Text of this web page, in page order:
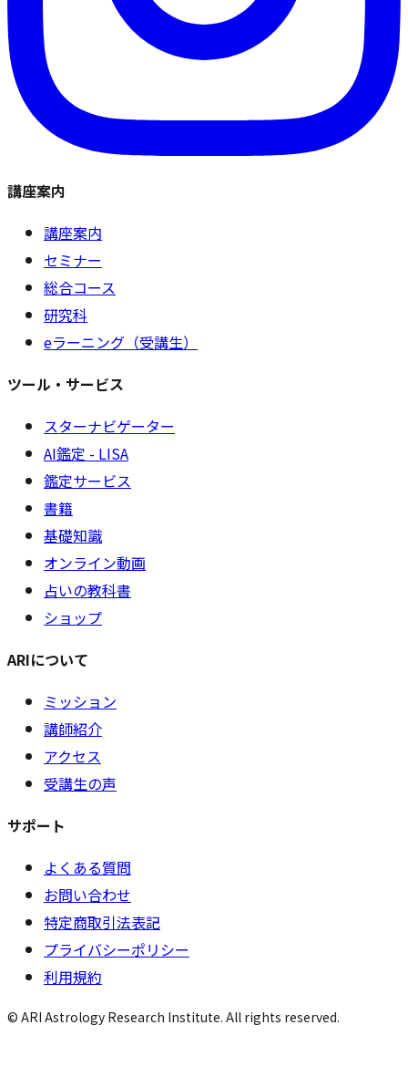
講座案内
講座案内
セミナー
総合コース
研究科
eラーニング（受講生）
ツール・サービス
スターナビゲーター
AI鑑定 - LISA
鑑定サービス
書籍
基礎知識
オンライン動画
占いの教科書
ショップ
ARIについて
ミッション
講師紹介
アクセス
受講生の声
サポート
よくある質問
お問い合わせ
特定商取引法表記
プライバシーポリシー
利用規約
© ARI Astrology Research Institute. All rights reserved.